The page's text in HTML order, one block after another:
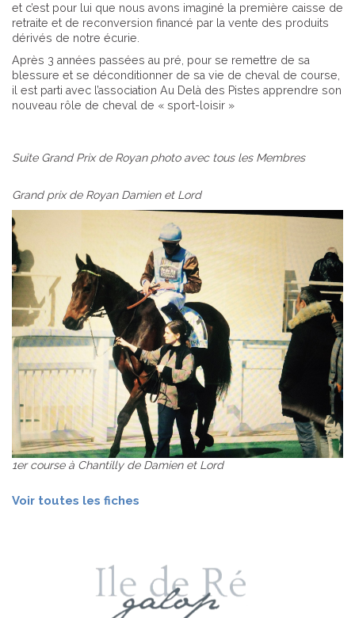
et c’est pour lui que nous avons imaginé la première caisse de
retraite et de reconversion financé par la vente des produits
dérivés de notre écurie.
Après 3 années passées au pré, pour se remettre de sa
blessure et se déconditionner de sa vie de cheval de course,
il est parti avec l’association Au Delà des Pistes apprendre son
nouveau rôle de cheval de « sport-loisir »
Suite Grand Prix de Royan photo avec tous les Membres
Grand prix de Royan Damien et Lord
1er course à Chantilly de Damien et Lord
Voir toutes les fiches